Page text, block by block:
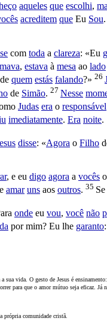
aqueles que escolhi,
acreditem que Eu Sou.
com toda a clareza: «Eu
, estava à mesa ao lado
quem estás falando?» 26
de Simão. 27 Nesse
Judas era o responsável
imediatamente. Era noite.
disse: «Agora o Filho
, e eu digo agora a vocês o
amar uns aos outros. 35 Se
onde eu vou, você não
por mim? Eu lhe garanto
vida. O gesto de Jesus é
para que o amor mútuo seja eficaz.
própria comunidade cristã.